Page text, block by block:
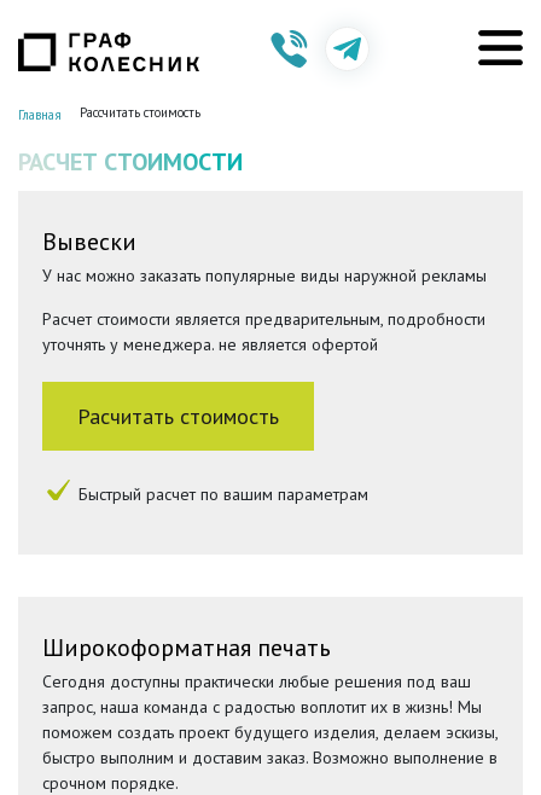
Главная Рассчитать стоимость
РАСЧЕТ СТОИМОСТИ
Вывески
У нас можно заказать популярные виды наружной рекламы
Расчет стоимости является предварительным, подробности
уточнять у менеджера. не является офертой
Расчитать стоимость
Быстрый расчет по вашим параметрам
Широкоформатная печать
Сегодня доступны практически любые решения под ваш
запрос, наша команда с радостью воплотит их в жизнь! Мы
поможем создать проект будущего изделия, делаем эскизы,
быстро выполним и доставим заказ. Возможно выполнение в
срочном порядке.